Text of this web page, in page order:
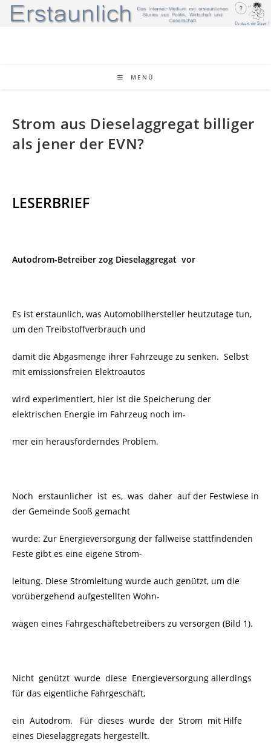
Zum
Inhalt
MENÜ
Strom aus Dieselaggregat billiger
als jener der EVN?
LESERBRIEF
Autodrom-Betreiber zog Dieselaggregat vor
Es ist erstaunlich, was Automobilhersteller heutzutage tun,
um den Treibstoffverbrauch und
damit die Abgasmenge ihrer Fahrzeuge zu senken. Selbst
mit emissionsfreien Elektroautos
wird experimentiert, hier ist die Speicherung der
elektrischen Energie im Fahrzeug noch im-
mer ein herausforderndes Problem.
Noch erstaunlicher ist es, was daher auf der Festwiese in
der Gemeinde Sooß gemacht
wurde: Zur Energieversorgung der fallweise stattfindenden
Feste gibt es eine eigene Strom-
leitung. Diese Stromleitung wurde auch genützt, um die
vorübergehend aufgestellten Wohn-
wägen eines Fahrgeschäftebetreibers zu versorgen (Bild 1).
Nicht genützt wurde diese Energieversorgung allerdings
für das eigentliche Fahrgeschäft,
ein Autodrom. Für dieses wurde der Strom mit Hilfe
eines Dieselaggregats hergestellt.